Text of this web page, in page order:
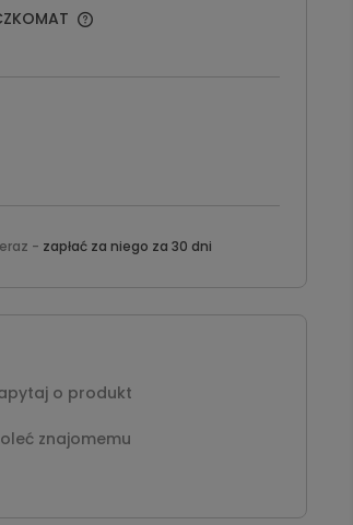
- zapłać za niego za 30 dni
o produkt
znajomemu